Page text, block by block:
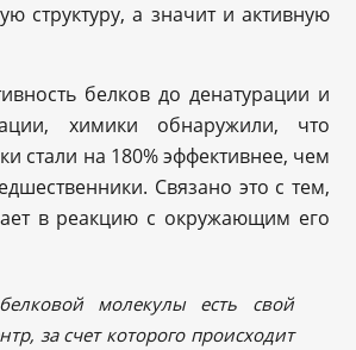
структуру, а значит и активную
белков до денатурации и
химики обнаружили, что
стали на 180% эффективнее, чем
Связано это с тем,
в реакцию с окружающим его
молекулы есть свой
за счет которого происходит